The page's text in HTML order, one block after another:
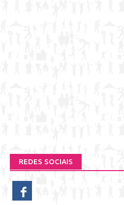
REDES SOCIAIS